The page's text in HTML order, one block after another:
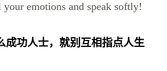
emotions and speak softly!
成功人士，就别互相指点人生